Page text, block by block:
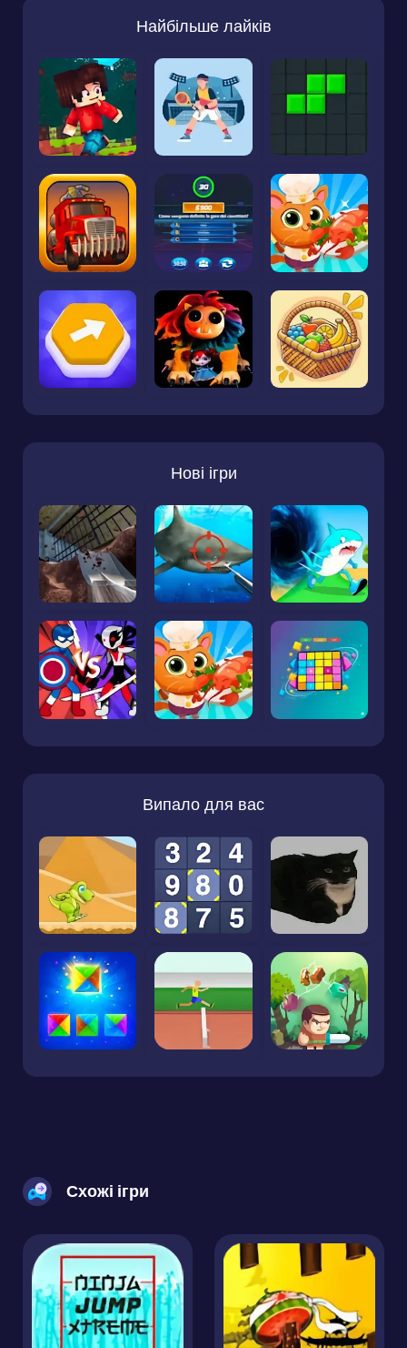
Найбільше лайків
Нові ігри
Випало для вас
Схожі ігри